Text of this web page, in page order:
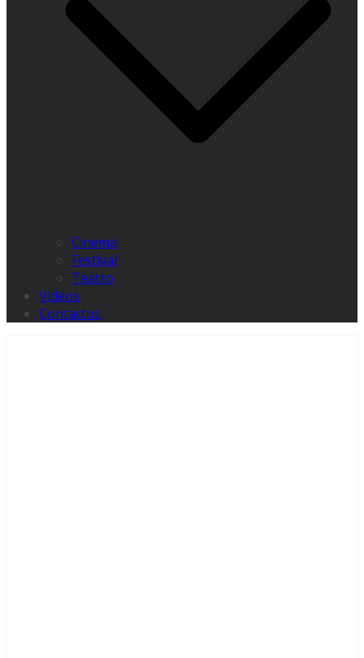
Cinema
Festival
Teatro
Videos
Contactos